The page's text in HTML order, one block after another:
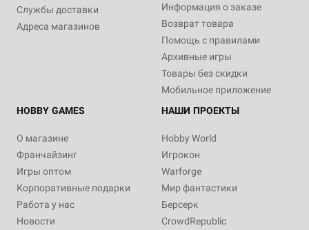
Службы доставки
Адреса магазинов
Информация о заказе
Возврат товара
Помощь с правилами
Архивные игры
Товары без скидки
Мобильное приложение
HOBBY GAMES
О магазине
Франчайзинг
Игры оптом
Корпоративные подарки
Работа у нас
Новости
НАШИ ПРОЕКТЫ
Hobby World
Игрокон
Warforge
Мир фантастики
Берсерк
CrowdRepublic